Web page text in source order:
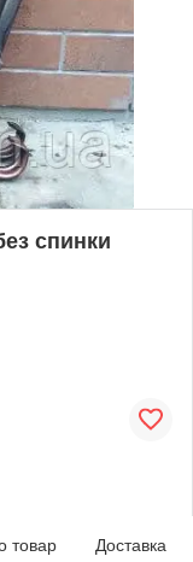
спинки
товар Доставка